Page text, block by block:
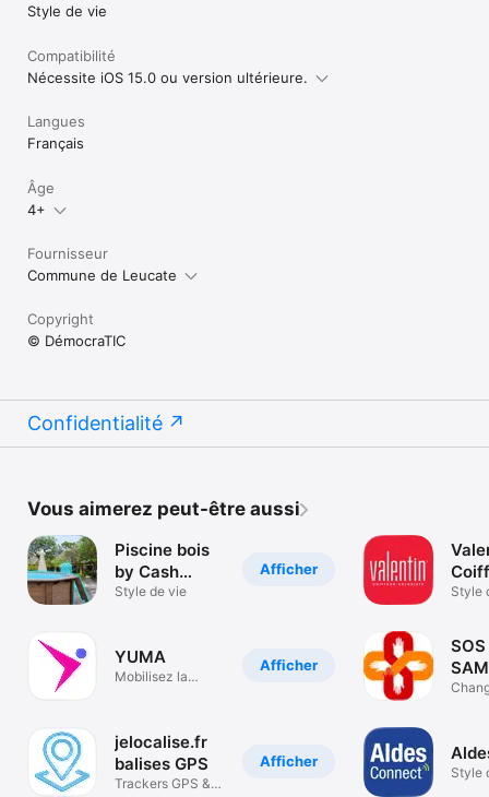
Style de vie
Compatibilité
Nécessite iOS 15.0 ou version ultérieure.
Langues
Français
Âge
4+
Fournisseur
Commune de Leucate
Copyright
© DémocraTIC
Confidentialité
Vous aimerez peut-être aussi
Afficher
Piscine bois
by Cash
Piscines
Style de vie
Afficher
YUMA
Mobilisez la
Afficher
jelocalise.fr
balises GPS
Trackers GPS &
Style
SOS
Style